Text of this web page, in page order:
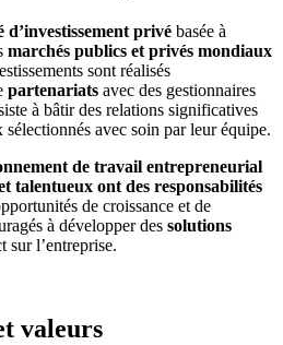
d’investissement privé basée à
marchés publics et privés mondiaux
sont réalisés
partenariats avec des gestionnaires
à bâtir des relations significatives
sélectionnés avec soin par leur équipe.
de travail entrepreneurial
talentueux ont des responsabilités
de croissance et de
à développer des solutions
sur l’entreprise.
valeurs